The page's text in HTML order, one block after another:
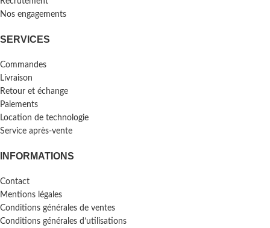
Nos engagements
SERVICES
Commandes
Livraison
Retour et échange
Paiements
Location de technologie
Service après-vente
INFORMATIONS
Contact
Mentions légales
Conditions générales de ventes
Conditions générales d’utilisations